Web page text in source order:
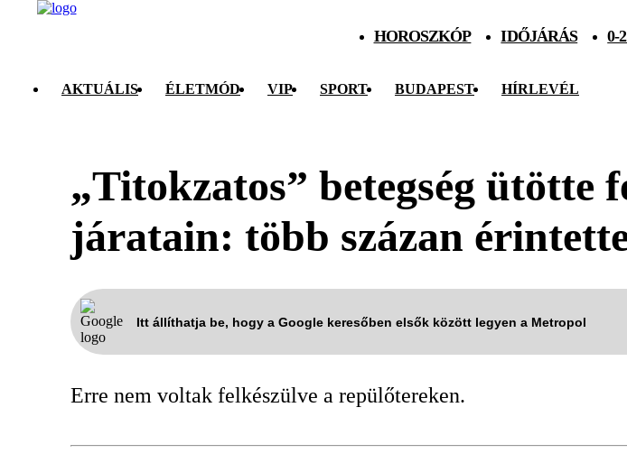
HOROSZKÓP IDŐJÁRÁS 0-
AKTUÁLIS ÉLETMÓD VIP SPORT BUDAPEST HÍRLEVÉL
„Titokzatos” betegség ütötte
járatain: több százan
Itt állíthatja be, hogy a Google keresőben elsők között legyen a Metropol
Erre nem voltak felkészülve a repülőtereken.